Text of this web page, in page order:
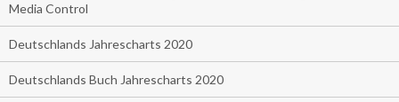
Media Control
Deutschlands Jahrescharts 2020
Deutschlands Buch Jahrescharts 2020